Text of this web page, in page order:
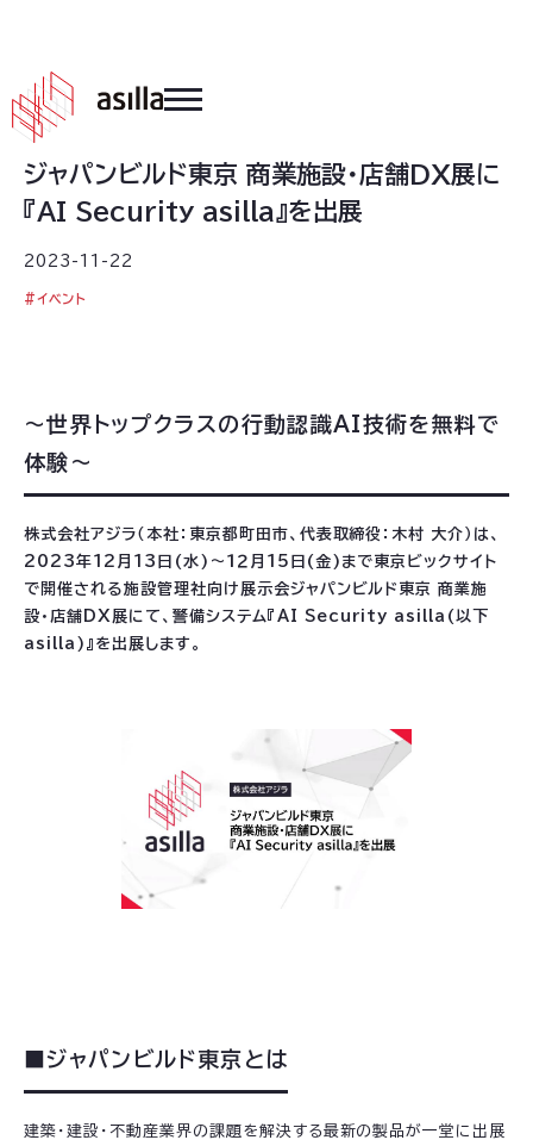
2023 .
ジャパンビルド東京 商業施設・店舗DX展に
『AI Security asilla』を出展
2023-11-22
#イベント
～世界トップクラスの行動認識AI技術を無料で
体験～
株式会社アジラ（本社：東京都町田市、代表取締役：木村 大介）は、
2023年12月13日(水)～１２月15日(金)まで東京ビックサイト
で開催される施設管理社向け展示会ジャパンビルド東京 商業施
設・店舗DX展にて、警備システム『AI Security asilla(以下
asilla)』を出展します。
■ジャパンビルド東京とは
建築・建設・不動産業界の課題を解決する最新の製品が一堂に出展